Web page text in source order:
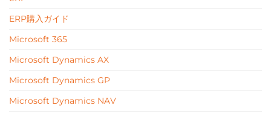
ERP購入ガイド
Microsoft 365
Microsoft Dynamics AX
Microsoft Dynamics GP
Microsoft Dynamics NAV